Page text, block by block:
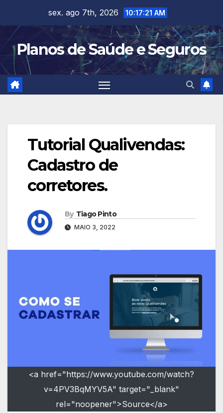
content
sex. ago 7th, 2026 10:17:22 AM
Planos de Saúde e Seguros
Tutorial Qualivendas:
Cadastro de
corretores.
By Tiago Pinto
MAIO 3, 2022
<a href="https://www.youtube.com/watch?
v=4PV3BqMYV5A" target="_blank"
rel="noopener">Source</a>